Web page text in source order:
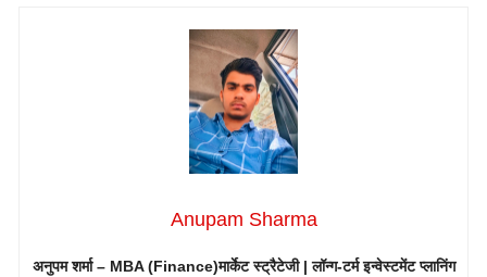
Anupam Sharma
अनुपम शर्मा – MBA (Finance)मार्केट स्ट्रैटेजी | लॉन्ग-टर्म इन्वेस्टमेंट प्लानिंग